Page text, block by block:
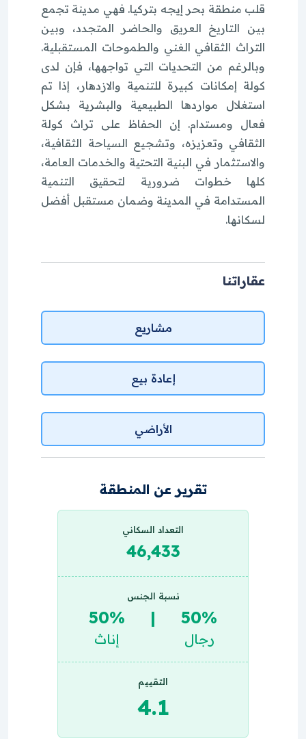
قلب منطقة بحر إيجه بتركيا. فهي مدينة تجمع
بين التاريخ العريق والحاضر المتجدد، وبين
التراث الثقافي الغني والطموحات المستقبلية.
وبالرغم من التحديات التي تواجهها، فإن لدى
كولة إمكانات كبيرة للتنمية والازدهار، إذا تم
استغلال مواردها الطبيعية والبشرية بشكل
فعال ومستدام. إن الحفاظ على تراث كولة
الثقافي وتعزيزه، وتشجيع السياحة الثقافية،
والاستثمار في البنية التحتية والخدمات العامة،
كلها خطوات ضرورية لتحقيق التنمية
المستدامة في المدينة وضمان مستقبل أفضل
لسكانها.
عقاراتنا
مشاريع
إعادة بيع
الأراضي
تقرير عن المنطقة
التعداد السكاني
46,433
نسبة الجنس
50%
رجال
|
50%
إناث
التقييم
4.1